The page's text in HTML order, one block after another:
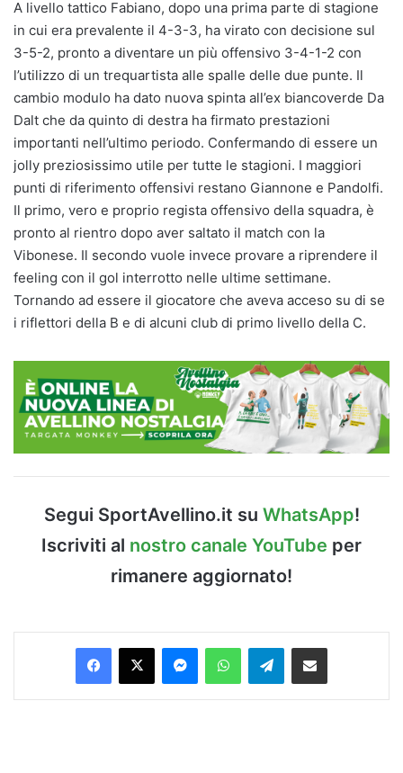
A livello tattico Fabiano, dopo una prima parte di stagione
in cui era prevalente il 4-3-3, ha virato con decisione sul
3-5-2, pronto a diventare un più offensivo 3-4-1-2 con
l’utilizzo di un trequartista alle spalle delle due punte. Il
cambio modulo ha dato nuova spinta all’ex biancoverde Da
Dalt che da quinto di destra ha firmato prestazioni
importanti nell’ultimo periodo. Confermando di essere un
jolly preziosissimo utile per tutte le stagioni. I maggiori
punti di riferimento offensivi restano Giannone e Pandolfi.
Il primo, vero e proprio regista offensivo della squadra, è
pronto al rientro dopo aver saltato il match con la
Vibonese. Il secondo vuole invece provare a riprendere il
feeling con il gol interrotto nelle ultime settimane.
Tornando ad essere il giocatore che aveva acceso su di se
i riflettori della B e di alcuni club di primo livello della C.
Segui SportAvellino.it su WhatsApp!
Iscriviti al nostro canale YouTube per
rimanere aggiornato!
Facebook
X MessengerWhatsAppTelegramCondividi via Email